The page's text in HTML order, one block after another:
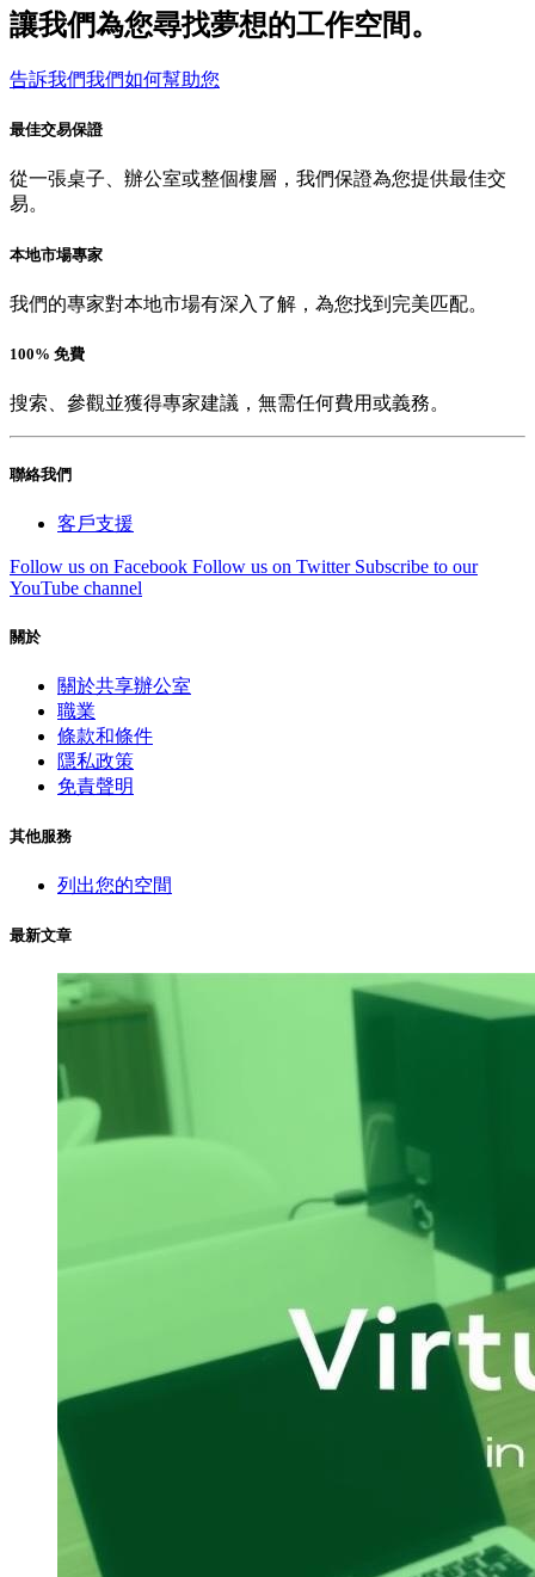
讓我們為您尋找夢想的工作空間。
告訴我們我們如何幫助您
最佳交易保證
從一張桌子、辦公室或整個樓層，我們保證為您提供最佳交
易。
本地市場專家
我們的專家對本地市場有深入了解，為您找到完美匹配。
100% 免費
搜索、參觀並獲得專家建議，無需任何費用或義務。
聯絡我們
客戶支援
Follow us on Facebook Follow us on Twitter Subscribe to our
YouTube channel
關於
關於共享辦公室
職業
條款和條件
隱私政策
免責聲明
其他服務
列出您的空間
最新文章